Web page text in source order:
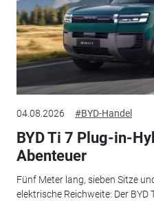
04.08.2026 #BYD-Handel
BYD Ti 7 Plug-in-
Abenteuer
Fünf Meter lang, sieben Sitze
elektrische Reichweite: Der